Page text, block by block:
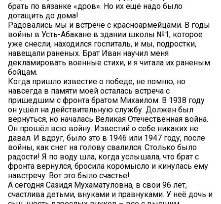
брать по вязанке «дров». Но их ещё надо было
дотащить до дома!
Радовались мы и встрече с красноармейцами. В годы
войны в Усть-Абакане в здании школы №1, которое
уже снесли, находился госпиталь, и мы, подростки,
навещали раненых. Брат Иван научил меня
декламировать военные стихи, и я читала их раненым
бойцам.
Когда пришло известие о победе, не помню, но
навсегда в памяти моей осталась встреча с
пришедшим с фронта братом Михаилом. В 1938 году
он ушёл на действительную службу. Должен был
вернуться, но началась Великая Отечественная война.
Он прошёл всю войну. Известий о себе никаких не
давал. И вдруг, было это в 1946 или 1947 году, после
войны, как снег на голову свалился. Столько было
радости! Я по воду шла, когда услышала, что брат с
фронта вернулся, бросила коромысло и кинулась ему
навстречу. Вот это было счастье!
А сегодня Сазидя Мухаматуловна, в свои 96 лет,
счастлива детьми, внуками и правнуками. У неё дочь и